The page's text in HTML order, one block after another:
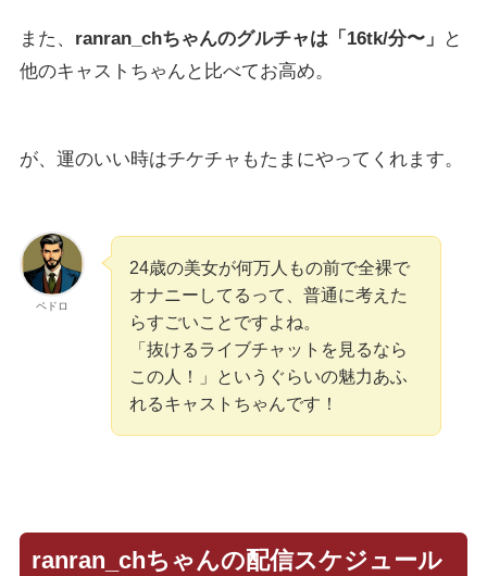
また、 ranran_chちゃんのグルチャは「16tk/分〜」
と
他のキャストちゃんと比べてお高め。
が、運のいい時はチケチャもたまにやってくれます。
ペドロ
24歳の美女が何万人もの前で全裸で
オナニーしてるって、普通に考えた
らすごいことですよね。
「抜けるライブチャットを見るなら
この人！」というぐらいの魅力あふ
れるキャストちゃんです！
ranran_chちゃんの配信スケジュール